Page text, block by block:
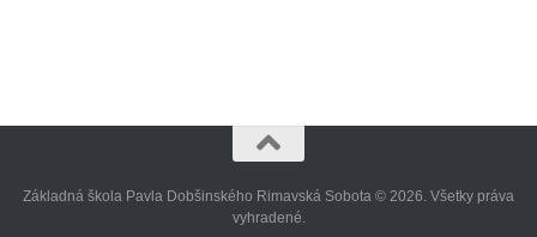
Základná škola Pavla Dobšinského Rimavská Sobota © 2026. Všetky práva
vyhradené.